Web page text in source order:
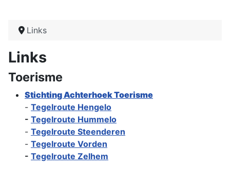
Links
Links
Toerisme
Stichting Achterhoek Toerisme
- Tegelroute Hengelo
- Tegelroute Hummelo
- Tegelroute Steenderen
- Tegelroute Vorden
- Tegelroute Zelhem